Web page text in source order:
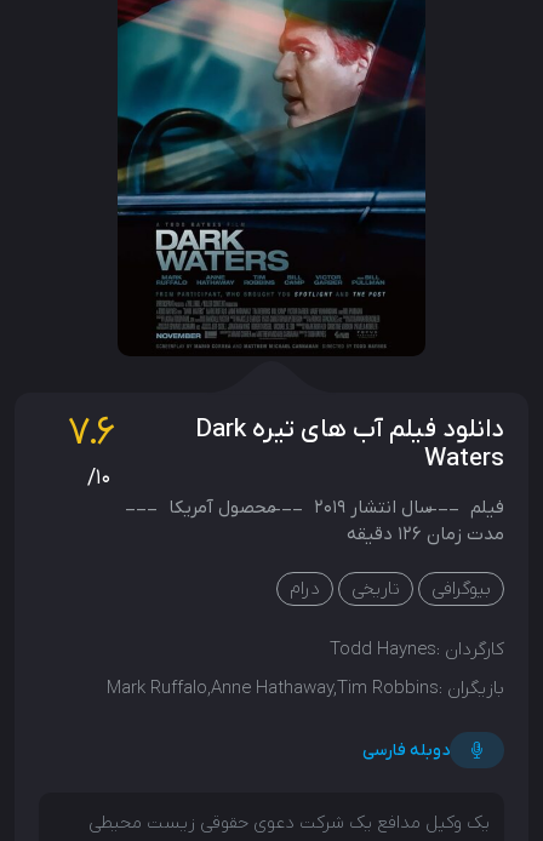
دانلود فیلم آب‌ های تیره Dark
Waters
7.6
/10
فیلم سال انتشار 2019 محصول آمریکا
مدت زمان 126 دقیقه
بیوگرافی تاریخی درام
کارگردان :Todd Haynes
بازیگران :Mark Ruffalo,Anne Hathaway,Tim Robbins
دوبله فارسی
یک وکیل مدافع یک شرکت دعوی حقوقی زیست محیطی